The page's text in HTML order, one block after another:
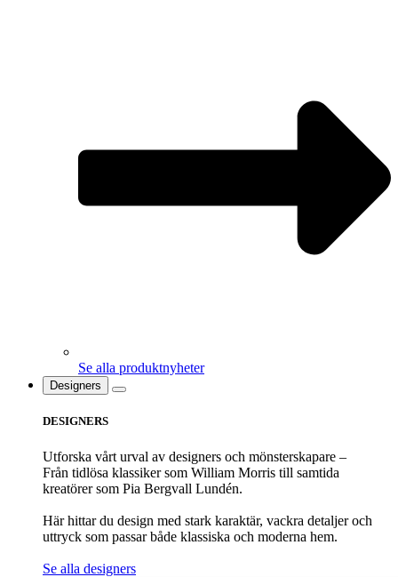
Se alla produktnyheter
Designers
DESIGNERS
Utforska vårt urval av designers och mönsterskapare –
Från tidlösa klassiker som William Morris till samtida
kreatörer som Pia Bergvall Lundén.
Här hittar du design med stark karaktär, vackra detaljer och
uttryck som passar både klassiska och moderna hem.
Se alla designers